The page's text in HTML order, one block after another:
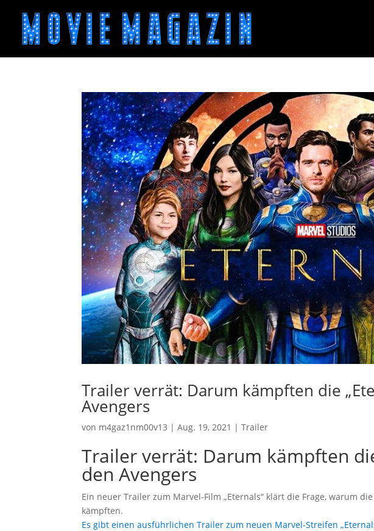
Trailer verrät: Darum kämpften die
Avengers
von m4gaz1nm00v13 |Aug. 19, 2021 |Trailer
Trailer verrät: Darum kämpften
den Avengers
Ein neuer Trailer zum Marvel-Film „Eternals“ klärt die Frage, warum
kämpften.
Es gibt einen ausführlichen Trailer zum neuen Marvel-Streifen